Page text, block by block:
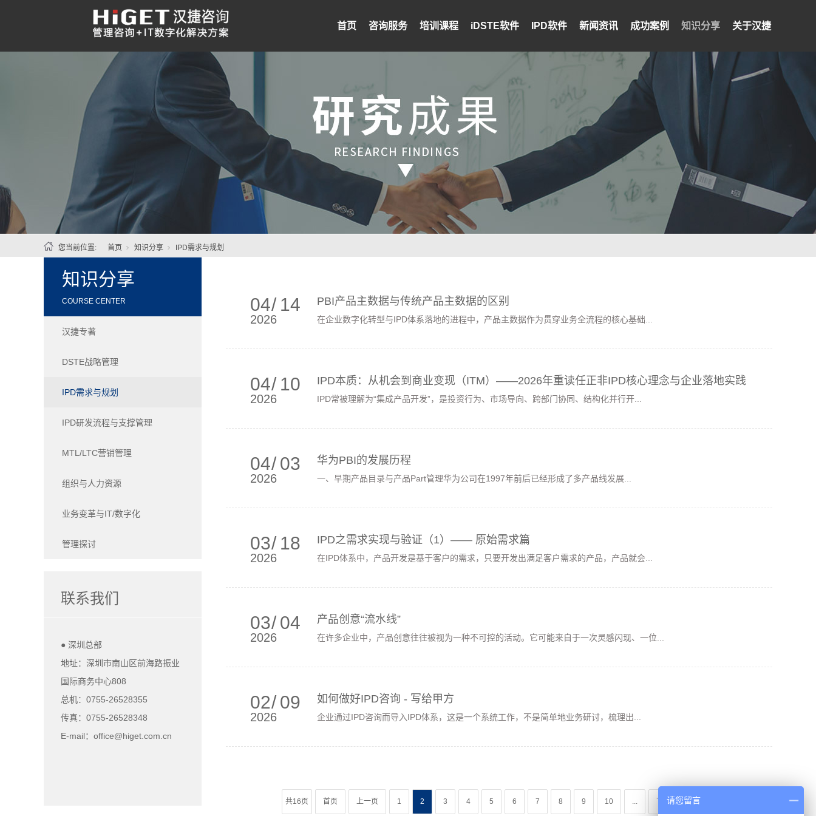
首页 咨询服务 培训课程 iDSTE软件 IPD软件 新闻资讯 成功案例 知识分享 关于汉捷
您当前位置: 首页 知识分享 IPD需求与规划
知识分享
COURSE CENTER
汉捷专著
DSTE战略管理
IPD需求与规划
IPD研发流程与支撑管理
MTL/LTC营销管理
组织与人力资源
业务变革与IT/数字化
管理探讨
联系我们
● 深圳总部
地址：深圳市南山区前海路振业
国际商务中心808
总机：0755-26528355
传真：0755-26528348
E-mail：office@higet.com.cn
04/ 14
2026
PBI产品主数据与传统产品主数据的区别
在企业数字化转型与IPD体系落地的进程中，产品主数据作为贯穿业务全流程的核心基础...
04/ 10
2026
IPD本质：从机会到商业变现（ITM）——2026年重读任正非IPD核心理念与企业落地实践
IPD常被理解为“集成产品开发”，是投资行为、市场导向、跨部门协同、结构化并行开...
04/ 03
2026
华为PBI的发展历程
一、早期产品目录与产品Part管理华为公司在1997年前后已经形成了多产品线发展...
03/ 18
2026
IPD之需求实现与验证（1）—— 原始需求篇
在IPD体系中，产品开发是基于客户的需求，只要开发出满足客户需求的产品，产品就会...
03/ 04
2026
产品创意“流水线”
在许多企业中，产品创意往往被视为一种不可控的活动。它可能来自于一次灵感闪现、一位...
02/ 09
2026
如何做好IPD咨询 - 写给甲方
企业通过IPD咨询而导入IPD体系，这是一个系统工作，不是简单地业务研讨，梳理出...
共16页 首页 上一页 1 2 3 4 5 6 7 8 9 10 ... 下一页 尾页
请您留言